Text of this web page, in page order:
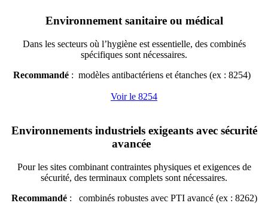
Environnement sanitaire ou médical
Dans les secteurs où l’hygiène est essentielle, des combinés
spécifiques sont nécessaires.
Recommandé: modèles antibactériens et étanches (ex : 8254)
Voir le 8254
Environnements industriels exigeants avec sécurité
avancée
Pour les sites combinant contraintes physiques et exigences de
sécurité, des terminaux complets sont nécessaires.
Recommandé: combinés robustes avec PTI avancé (ex : 8262)